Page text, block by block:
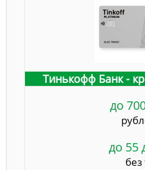
Тинькофф Банк -
до
до 55
без